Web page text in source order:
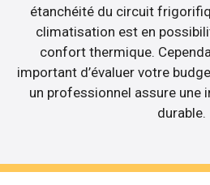
étanchéité du circuit
climatisation est en
confort thermique.
important d’évaluer votre
un professionnel assure une
durable.